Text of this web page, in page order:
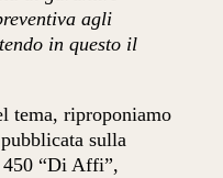
agli
in questo il
tema, riproponiamo
sulla
“Di Affi”,